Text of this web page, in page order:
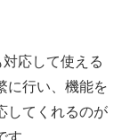
応して使える
に行い、機能を
してくれるのが
。